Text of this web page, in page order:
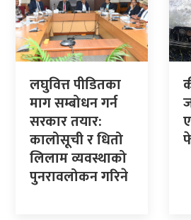
लघुवित्त पीडितका
माग सम्बोधन गर्न
सरकार तयार:
कालोसूची र धितो
लिलाम व्यवस्थाको
पुनरावलोकन गरिने